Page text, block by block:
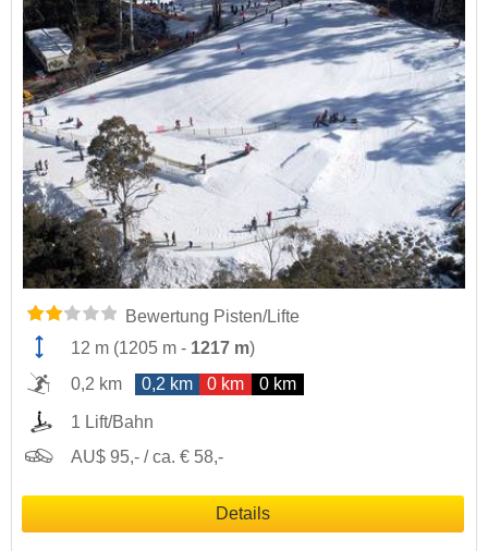
Bewertung Pisten/Lifte
12 m (1205 m - 1217 m)
0,2 km
0,2 km 0 km 0 km
1 Lift/Bahn
AU$ 95,- / ca. € 58,-
Details